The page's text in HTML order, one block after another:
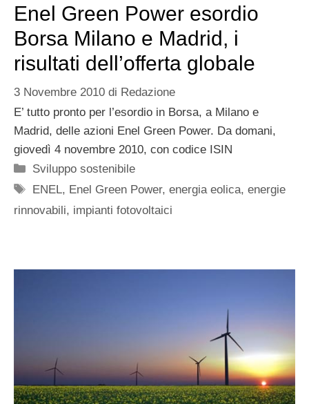
Enel Green Power esordio
Borsa Milano e Madrid, i
risultati dell’offerta globale
3 Novembre 2010 di Redazione
E’ tutto pronto per l’esordio in Borsa, a Milano e
Madrid, delle azioni Enel Green Power. Da domani,
giovedì 4 novembre 2010, con codice ISIN
Categorie
Sviluppo sostenibile
Tag
ENEL, Enel Green Power,energia eolica,energie
rinnovabili, impianti fotovoltaici